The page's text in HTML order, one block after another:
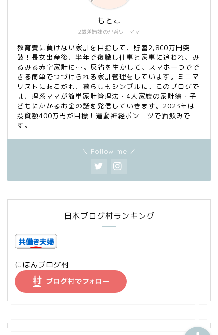
2歳差姉妹の理系ワーママ
もとこ
教育費に負けない家計を目指して、貯蓄2,800万円突
破！長女出産後、半年で復職し仕事と家事に追われ、み
るみる赤字家計に…。反省を生かして、スマホ一つでで
きる簡単でつづけられる家計管理をしています。ミニマ
リストにあこがれ、暮らしもシンプルに。このブログで
は、理系ママが簡単家計管理法・4人家族の家計簿・子
どもにかかるお金の話を発信していきます。2023年は
投資額400万円が目標！運動神経ポンコツで酒飲みで
す。
＼ Follow me ／
日本ブログ村ランキング
にほんブログ村
家計管理